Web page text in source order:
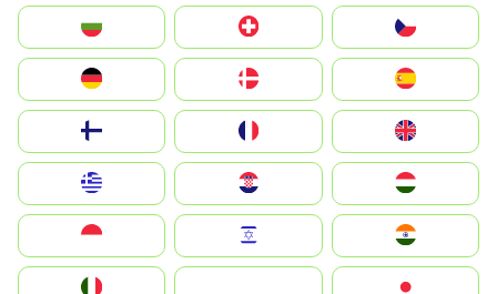
Switzerland
Deutschland
United Kingdom
Magyarország